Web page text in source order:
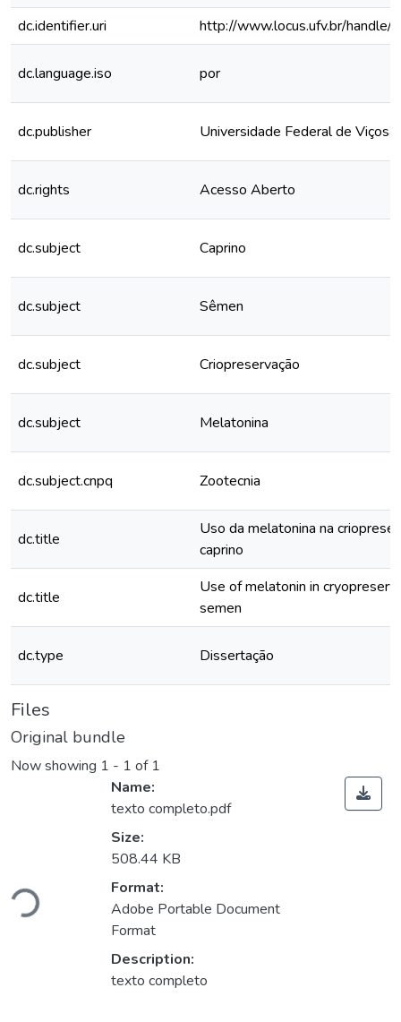
dc.identifier.uri
http://www.locus.ufv.br/
dc.language.iso por
dc.publisher Universidade Federal de Viçosa
dc.rights Acesso Aberto
dc.subject Caprino
dc.subject Sêmen
dc.subject Criopreservação
dc.subject Melatonina
dc.subject.cnpq Zootecnia
dc.title
Uso da melatonina na
caprino
dc.title
Use of melatonin in
semen
dc.type Dissertação
Files
Original bundle
Now showing 1 - 1 of 1
Loading...
Name:
texto completo.pdf
Size:
508.44 KB
Format:
Adobe Portable Document
Format
Description:
texto completo